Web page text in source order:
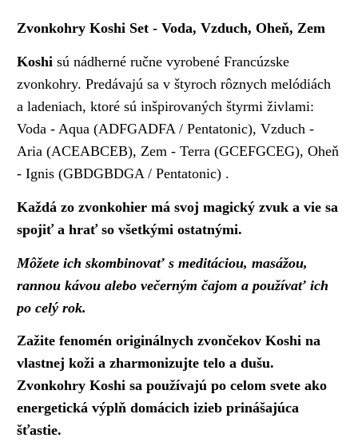
Zvonkohry Koshi Set - Voda, Vzduch, Oheň, Zem
Koshi sú nádherné ručne vyrobené Francúzske
zvonkohry. Predávajú sa v štyroch rôznych melódiách
a ladeniach, ktoré sú inšpirovaných štyrmi živlami:
Voda - Aqua (ADFGADFA / Pentatonic), Vzduch -
Aria (ACEABCEB), Zem - Terra (GCEFGCEG), Oheň
- Ignis (GBDGBDGA / Pentatonic) .
Každá zo zvonkohier má svoj magický zvuk a vie sa
spojiť a hrať so všetkými ostatnými.
Môžete ich skombinovať s meditáciou, masážou,
rannou kávou alebo večerným čajom a používať ich
po celý rok.
Zažite fenomén originálnych zvončekov Koshi na
vlastnej koži a zharmonizujte telo a dušu.
Zvonkohry Koshi sa používajú po celom svete ako
energetická výplň domácich izieb prinášajúca
šťastie.